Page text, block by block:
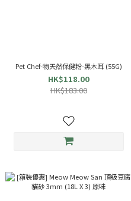
Pet Chef-物天然保健粉-黑木耳 (55G)
HK$118.00
HK$183.00